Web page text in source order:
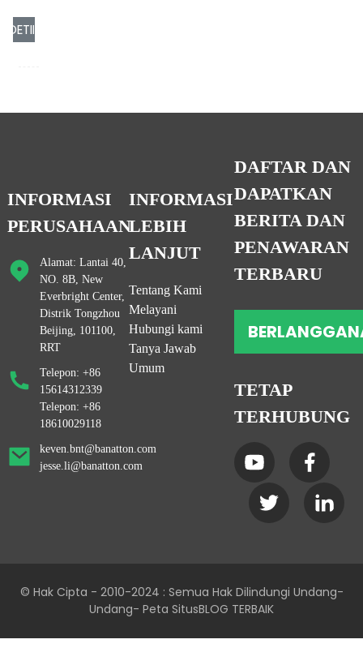
DETIL
INFORMASI
PERUSAHAAN
Alamat: Lantai 40,
NO. 8B, New
Everbright Center,
Distrik Tongzhou
Beijing, 101100,
RRT
Telepon: +86
15614312339
Telepon: +86
18610029118
keven.bnt@banatton.com
jesse.li@banatton.com
INFORMASI
LEBIH
LANJUT
Tentang Kami
Melayani
Hubungi kami
Tanya Jawab
Umum
DAFTAR DAN
DAPATKAN
BERITA DAN
PENAWARAN
TERBARU
TETAP
TERHUBUNG
© Hak Cipta - 2010-2024 : Semua Hak Dilindungi Undang-
Undang- Peta SitusBLOG TERBAIK